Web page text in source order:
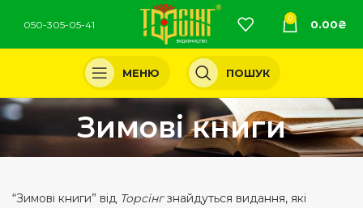
050-305-05-41
0 0.00₴
МЕНЮ ПОШУК
Зимові книги
“Зимові книги” від Торсінгзнайдуться видання, які